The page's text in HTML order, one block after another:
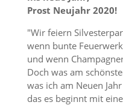
Prost Neujahr 2020!
"Wir feiern
wenn bunte
und wenn
Doch was am
was ich am Neuen
das es beginnt mit